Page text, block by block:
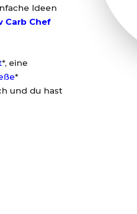
Ideen
Carb Chef
*, eine
*
und du hast